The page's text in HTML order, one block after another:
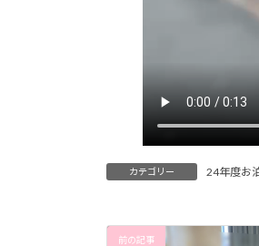
カテゴリー 24年度お
前の記事